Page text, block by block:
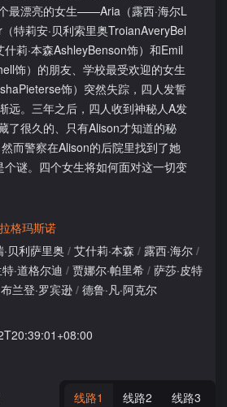
最漂亮的女生——Aria（露西·海尔L
特莉安·贝利索里奥TroianAveryBel
莉·本森AshleyBenson饰）和Emil
饰）的朋友、学校最受欢迎的女生
饰）突然失踪，四人发誓
远。三年之后，四人收到神秘人A发
了很久的、只有Alison才知道的秘
而警察在Alison的后院里找到了她
个谜。四个女生将如何面对这一切变
格玛斯诺
贝利萨里奥 / 艾什莉·本森 / 露西·海尔 /
·道格尔迪 / 贾娜尔·帕里希 / 萨莎·皮特
布兰登·罗宾逊 / 德鲁·凡·阿克尔
线路1 线路2 线路3